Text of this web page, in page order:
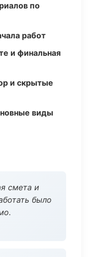
по
работ
и финальная
и скрытые
виды
смета и
было